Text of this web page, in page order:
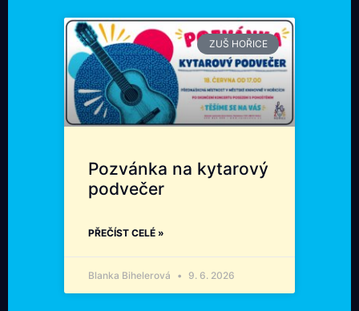
ZUŠ HOŘICE
Pozvánka na kytarový
podvečer
PŘEČÍST CELÉ »
Blanka Bihelerová 9. 6. 2026